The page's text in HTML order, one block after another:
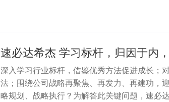
速必达希杰 学习标杆，归因于内
深入学习行业标杆，借鉴优秀方法促进成长；
法；围绕公司战略再聚焦、再发力、再建功，
略规划、战略执行？为解答此关键问题，速必